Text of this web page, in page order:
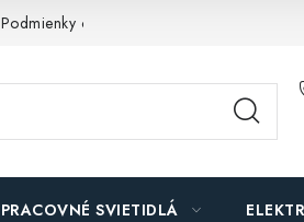
Podmienky ochrany osobných údajov
PRACOVNÉ SVIETIDLÁ